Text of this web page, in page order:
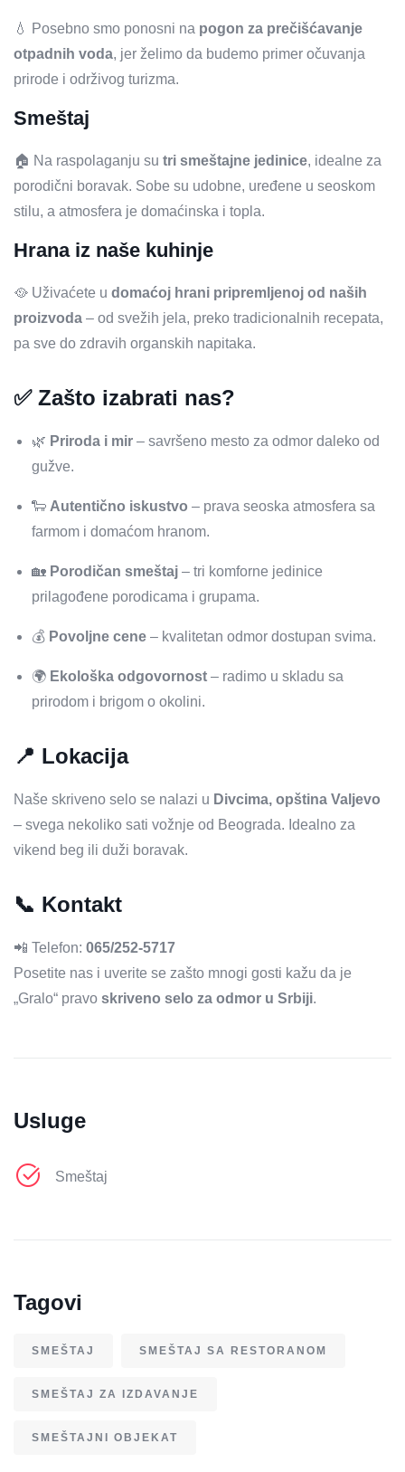
💧 Posebno smo ponosni na pogon za prečišćavanje
otpadnih voda, jer želimo da budemo primer očuvanja
prirode i održivog turizma.
Smeštaj
🏠 Na raspolaganju su tri smeštajne jedinice, idealne za
porodični boravak. Sobe su udobne, uređene u seoskom
stilu, a atmosfera je domaćinska i topla.
Hrana iz naše kuhinje
🥘 Uživaćete u domaćoj hrani pripremljenoj od naših
proizvoda – od svežih jela, preko tradicionalnih recepata,
pa sve do zdravih organskih napitaka.
✅ Zašto izabrati nas?
🌿 Priroda i mir – savršeno mesto za odmor daleko od
gužve.
🐑 Autentično iskustvo – prava seoska atmosfera sa
farmom i domaćom hranom.
🏡 Porodičan smeštaj – tri komforne jedinice
prilagođene porodicama i grupama.
💰 Povoljne cene – kvalitetan odmor dostupan svima.
🌍 Ekološka odgovornost – radimo u skladu sa
prirodom i brigom o okolini.
📍 Lokacija
Naše skriveno selo se nalazi u Divcima, opština Valjevo
– svega nekoliko sati vožnje od Beograda. Idealno za
vikend beg ili duži boravak.
📞 Kontakt
📲 Telefon: 065/252-5717
Posetite nas i uverite se zašto mnogi gosti kažu da je
„Gralo“ pravo skriveno selo za odmor u Srbiji.
Usluge
Smeštaj
Tagovi
SMEŠTAJ SMEŠTAJ SA RESTORANOM
SMEŠTAJ ZA IZDAVANJE
SMEŠTAJNI OBJEKAT